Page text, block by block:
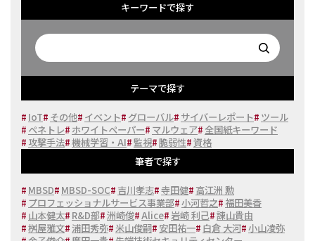
キーワードで探す
テーマで探す
# IoT# その他# イベント# グローバル# サイバーレポート# ツール
# ペネトレ# ホワイトペーパー# マルウェア#全国紙キーワード
# 攻撃手法#機械学習・AI#監視#脆弱性#資格
筆者で探す
# MBSD# MBSD-SOC# 吉川孝志#寺田健# 高江洲 勲
# プロフェッショナルサービス事業部#小河哲之# 福田美香
# 山本健太# R&D部#洲崎俊#Alice# 岩崎 利己#諌山貴由
#桝屋雅文#浦田秀弥#米山俊嗣# 安田祐一# 白倉 大河#小山凌弥